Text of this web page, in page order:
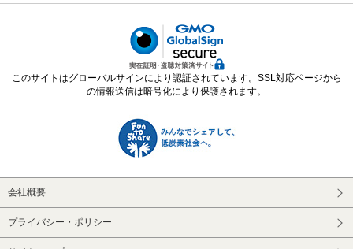
このサイトはグローバルサインにより認証されています。SSL対応ページから
の情報送信は暗号化により保護されます。
会社概要
プライバシー・ポリシー